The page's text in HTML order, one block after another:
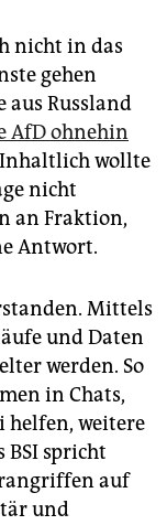
nicht in das
gehen
aus Russland
AfD ohnehin
Inhaltlich wollte
nicht
an Fraktion,
Antwort.
Mittels
und Daten
werden. So
in Chats,
helfen, weitere
BSI spricht
auf
und